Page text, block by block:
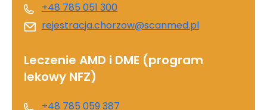
+48 785 051 300
rejestracja.chorzow@scanmed.pl
Leczenie AMD i DME (program
lekowy NFZ)